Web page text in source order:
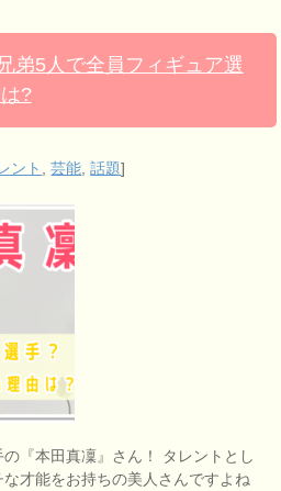
弟5人で全員フィギュア選
?
ント ,芸能 ,話題]
『本田真凜』さん！ タレントとし
才能をお持ちの美人さんですよね